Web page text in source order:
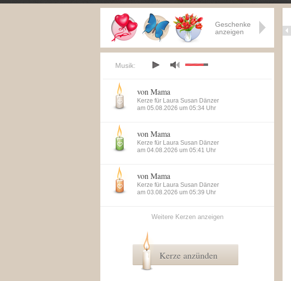
Geschenke
anzeigen
Musik:
von Mama
Kerze für Laura Susan Dänzer
am 05.08.2026 um 05:34 Uhr
von Mama
Kerze für Laura Susan Dänzer
am 04.08.2026 um 05:41 Uhr
von Mama
Kerze für Laura Susan Dänzer
am 03.08.2026 um 05:39 Uhr
Weitere Kerzen anzeigen
Kerze anzünden